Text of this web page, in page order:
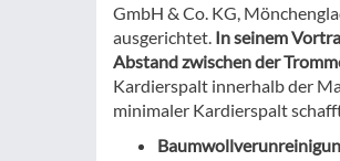
GmbH & Co. KG,
ausgerichtet. In seinem
Abstand zwischen der
Kardierspalt innerhalb der
minimaler Kardierspalt